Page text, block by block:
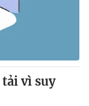
tải vì suy